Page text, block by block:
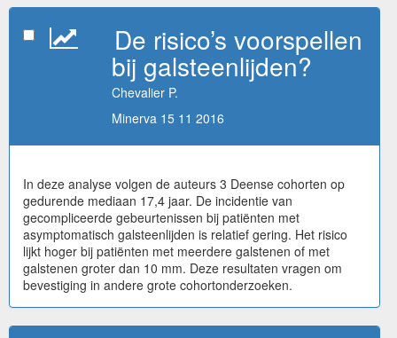
De risico’s voorspellen
bij galsteenlijden?
Chevalier P.
Minerva 15 11 2016
In deze analyse volgen de auteurs 3 Deense cohorten op
gedurende mediaan 17,4 jaar. De incidentie van
gecompliceerde gebeurtenissen bij patiënten met
asymptomatisch galsteenlijden is relatief gering. Het risico
lijkt hoger bij patiënten met meerdere galstenen of met
galstenen groter dan 10 mm. Deze resultaten vragen om
bevestiging in andere grote cohortonderzoeken.